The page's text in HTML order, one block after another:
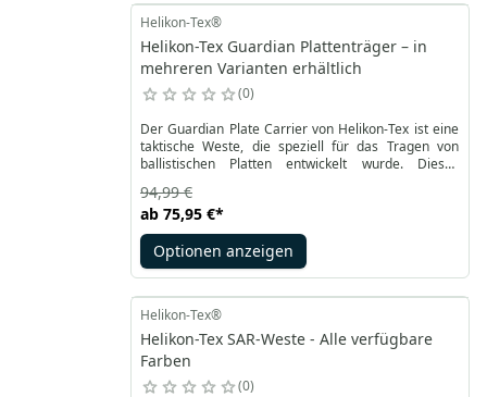
Helikon-Tex®
Helikon-Tex Guardian Plattenträger – in
mehreren Varianten erhältlich
0
Der Guardian Plate Carrier von Helikon-Tex ist eine
taktische Weste, die speziell für das Tragen von
ballistischen Platten entwickelt wurde. Dieses
zur Befestigung und zum Transport von taktischer
Ausrüstung erweitert. Einer der Hauptvorteile dieses
Produkts ist der Einsatz von flexiblem Stoff, der ein
bequemes Tragen von ballistischen Platten
ermöglicht und Schutz vor Kugeln, Fragmenten und
ab 75,95 €*
94,99 €
Optionen anzeigen
Helikon-Tex®
Helikon-Tex SAR-Weste - Alle verfügbare
Farben
0